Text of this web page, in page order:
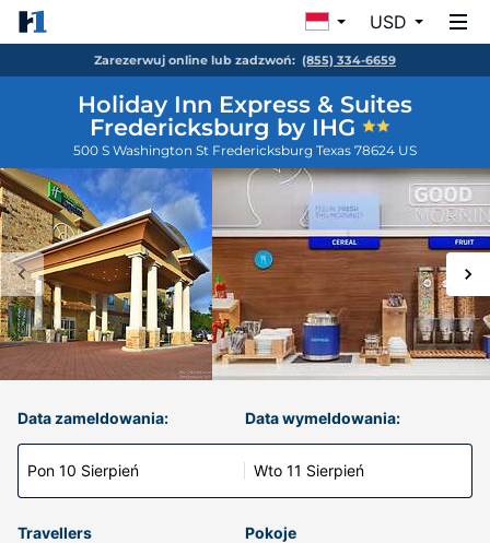
USD
Zarezerwuj online lub zadzwoń: (855) 334-6659
Holiday Inn Express & Suites
Fredericksburg by IHG
500 S Washington St Fredericksburg Texas 78624 US
Data zameldowania:
Pon 10 Sierpień
Data wymeldowania:
Wto 11 Sierpień
Travellers Pokoje